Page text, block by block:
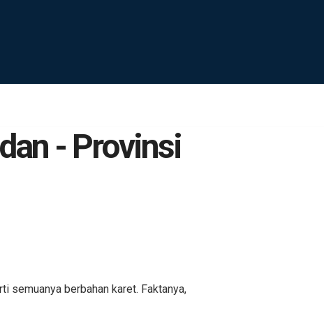
- Provinsi
semuanya berbahan karet. Faktanya,